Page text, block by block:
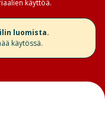
käyttöä.
luomista.
käytössä.